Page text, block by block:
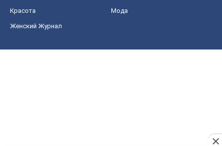
Красота Мода
Женский Журнал